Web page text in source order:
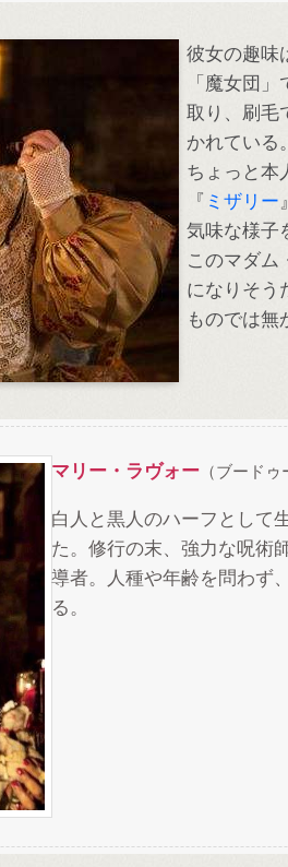
彼女の趣味
「魔女団
取り、刷毛
かれている
ちょっと本
『 ミザリー
気味な様子
このマダム
になりそう
ものでは無
マリー・ラヴォー（ブードゥ
白人と黒人のハーフとして
た。修行の末、強力な呪術
導者。人種や年齢を問わず
る。